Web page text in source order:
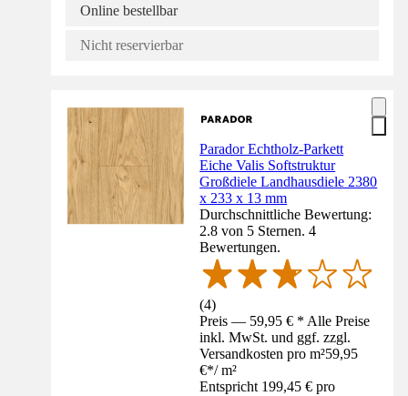
Online bestellbar
Nicht reservierbar
Parador Echtholz-Parkett
Eiche Valis Softstruktur
Großdiele Landhausdiele 2380
x 233 x 13 mm
Durchschnittliche Bewertung:
2.8 von 5 Sternen. 4
Bewertungen.
(4)
Preis — 59,95 € * Alle Preise
inkl. MwSt. und ggf. zzgl.
Versandkosten pro m²59,95
€*/ m²
Entspricht 199,45 € pro